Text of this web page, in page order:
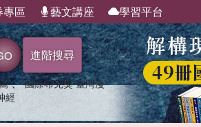
專區 藝文講座 學習平台
進階搜尋
、 國際布克獎 臺灣漫
經